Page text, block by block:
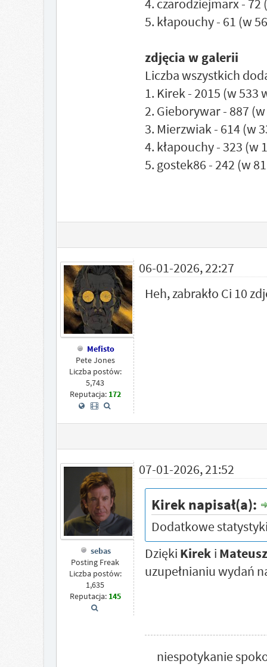
4. czarodziejmarx -
5. kłapouchy - 61 (w
zdjęcia w galerii
Liczba wszystkich
1. Kirek - 2015 (w 533
2. Gieborywar - 887
3. Mierzwiak - 614 (w
4. kłapouchy - 323 (w
5. gostek86 - 242 (w
Mefisto
Pete Jones
Liczba postów:
5,743
Reputacja: 172
06-01-2026, 22:27
Heh, zabrakło Ci 10
sebas
Posting Freak
Liczba postów:
1,635
Reputacja: 145
07-01-2026, 21:52
Kirek napisał(a):
Dodatkowe
Dzięki Kirek i Mateusz
uzupełnianiu wydań
niespotykanie